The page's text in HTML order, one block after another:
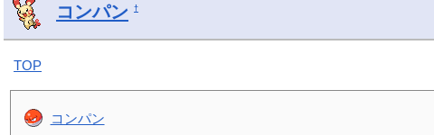
コンパン †
TOP
コンパン